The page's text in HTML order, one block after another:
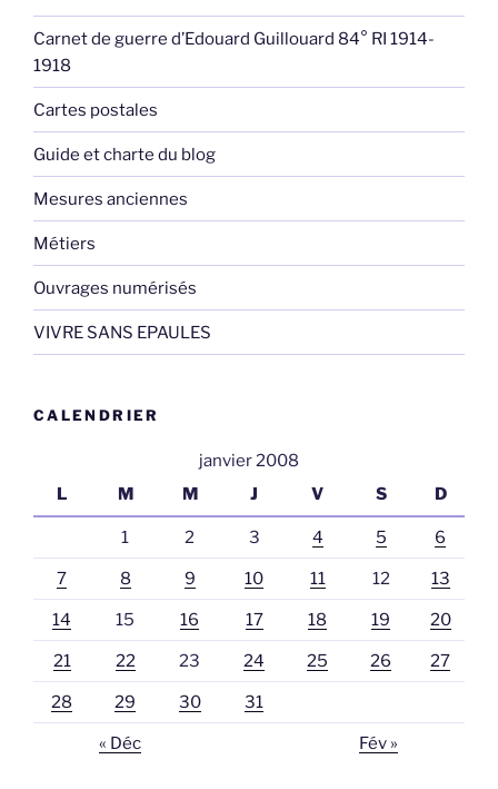
Carnet de guerre d’Edouard Guillouard 84° RI 1914-
1918
Cartes postales
Guide et charte du blog
Mesures anciennes
Métiers
Ouvrages numérisés
VIVRE SANS EPAULES
CALENDRIER
janvier 2008
L
M M J V S D
1 2 3 4 5 6
7 8 9 10 11 12 13
14 15 16 17 18 19 20
21 22 23 24 25 26 27
28 29 30 31
« Déc Fév »